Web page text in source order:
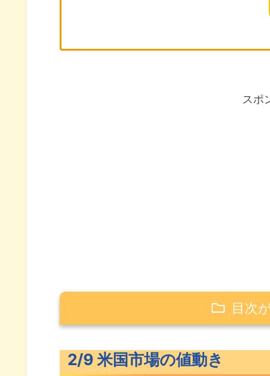
スポ
目次
米主要3指数の値動き
2/9 米国市場の値動き